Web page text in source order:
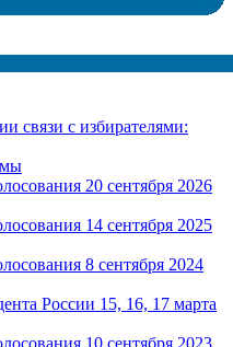
связи с избирателями:
20 сентября 2026
14 сентября 2025
8 сентября 2024
России 15, 16, 17 марта
10 сентября 2023